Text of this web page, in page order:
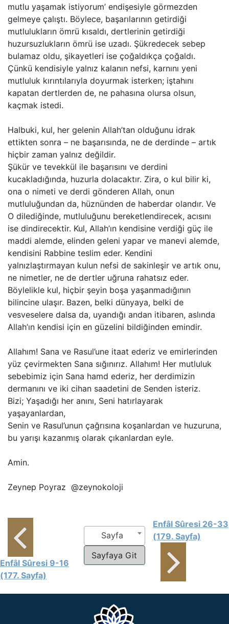
mutlu yaşamak istiyorum’ endişesiyle görmezden
gelmeye çalıştı. Böylece, başarılarının getirdiği
mutlulukların ömrü kısaldı, dertlerinin getirdiği
huzursuzlukların ömrü ise uzadı. Şükredecek sebep
bulamaz oldu, şikayetleri ise çoğaldıkça çoğaldı.
Çünkü kendisiyle yalnız kalanın nefsi, karnını yeni
mutluluk kırıntılarıyla doyurmak isterken; iştahını
kapatan dertlerden de, ne pahasına olursa olsun,
kaçmak istedi.
Halbuki, kul, her gelenin Allah’tan olduğunu idrak
ettikten sonra – ne başarısında, ne de derdinde – artık
hiçbir zaman yalnız değildir.
Şükür ve tevekkül ile başarısını ve derdini
kucakladığında, huzurla dolacaktır. Zira, o kul bilir ki,
ona o nimeti ve derdi gönderen Allah, onun
mutluluğundan da, hüznünden de haberdar olandır. Ve
O dilediğinde, mutluluğunu bereketlendirecek, acısını
ise dindirecektir. Kul, Allah’ın kendisine verdiği güç ile
maddi alemde, elinden geleni yapar ve manevi alemde,
kendisini Rabbine teslim eder. Kendini
yalnızlaştırmayan kulun nefsi de sakinleşir ve artık onu,
ne nimetler, ne de dertler uğruna rahatsız eder.
Böylelikle kul, hiçbir şeyin boşa yaşanmadığının
bilincine ulaşır. Bazen, belki dünyaya, belki de
vesveselere dalsa da, uyandığı andan itibaren, aslında
Allah’ın kendisi için en güzelini bildiğinden emindir.
Allahım! Sana ve Rasul’une itaat ederiz ve emirlerinden
yüz çevirmekten Sana sığınırız. Allahım! Her mutluluk
sebebimiz için Sana hamd ederiz, her derdimizin
dermanını ve iki cihan saadetini de Senden isteriz.
Bizi; Yaşadığı her anını, Seni hatırlayarak
yaşayanlardan,
Senin ve Rasul’unun çağrısına koşanlardan ve huzuruna,
bu yarışı kazanmış olarak çıkanlardan eyle.
Amin.
Zeynep Poyraz @zeynokoloji
Enfâl Sûresi 9-16
(177. Sayfa)
Sayfa
Enfâl Sûresi 26-33
(179. Sayfa)